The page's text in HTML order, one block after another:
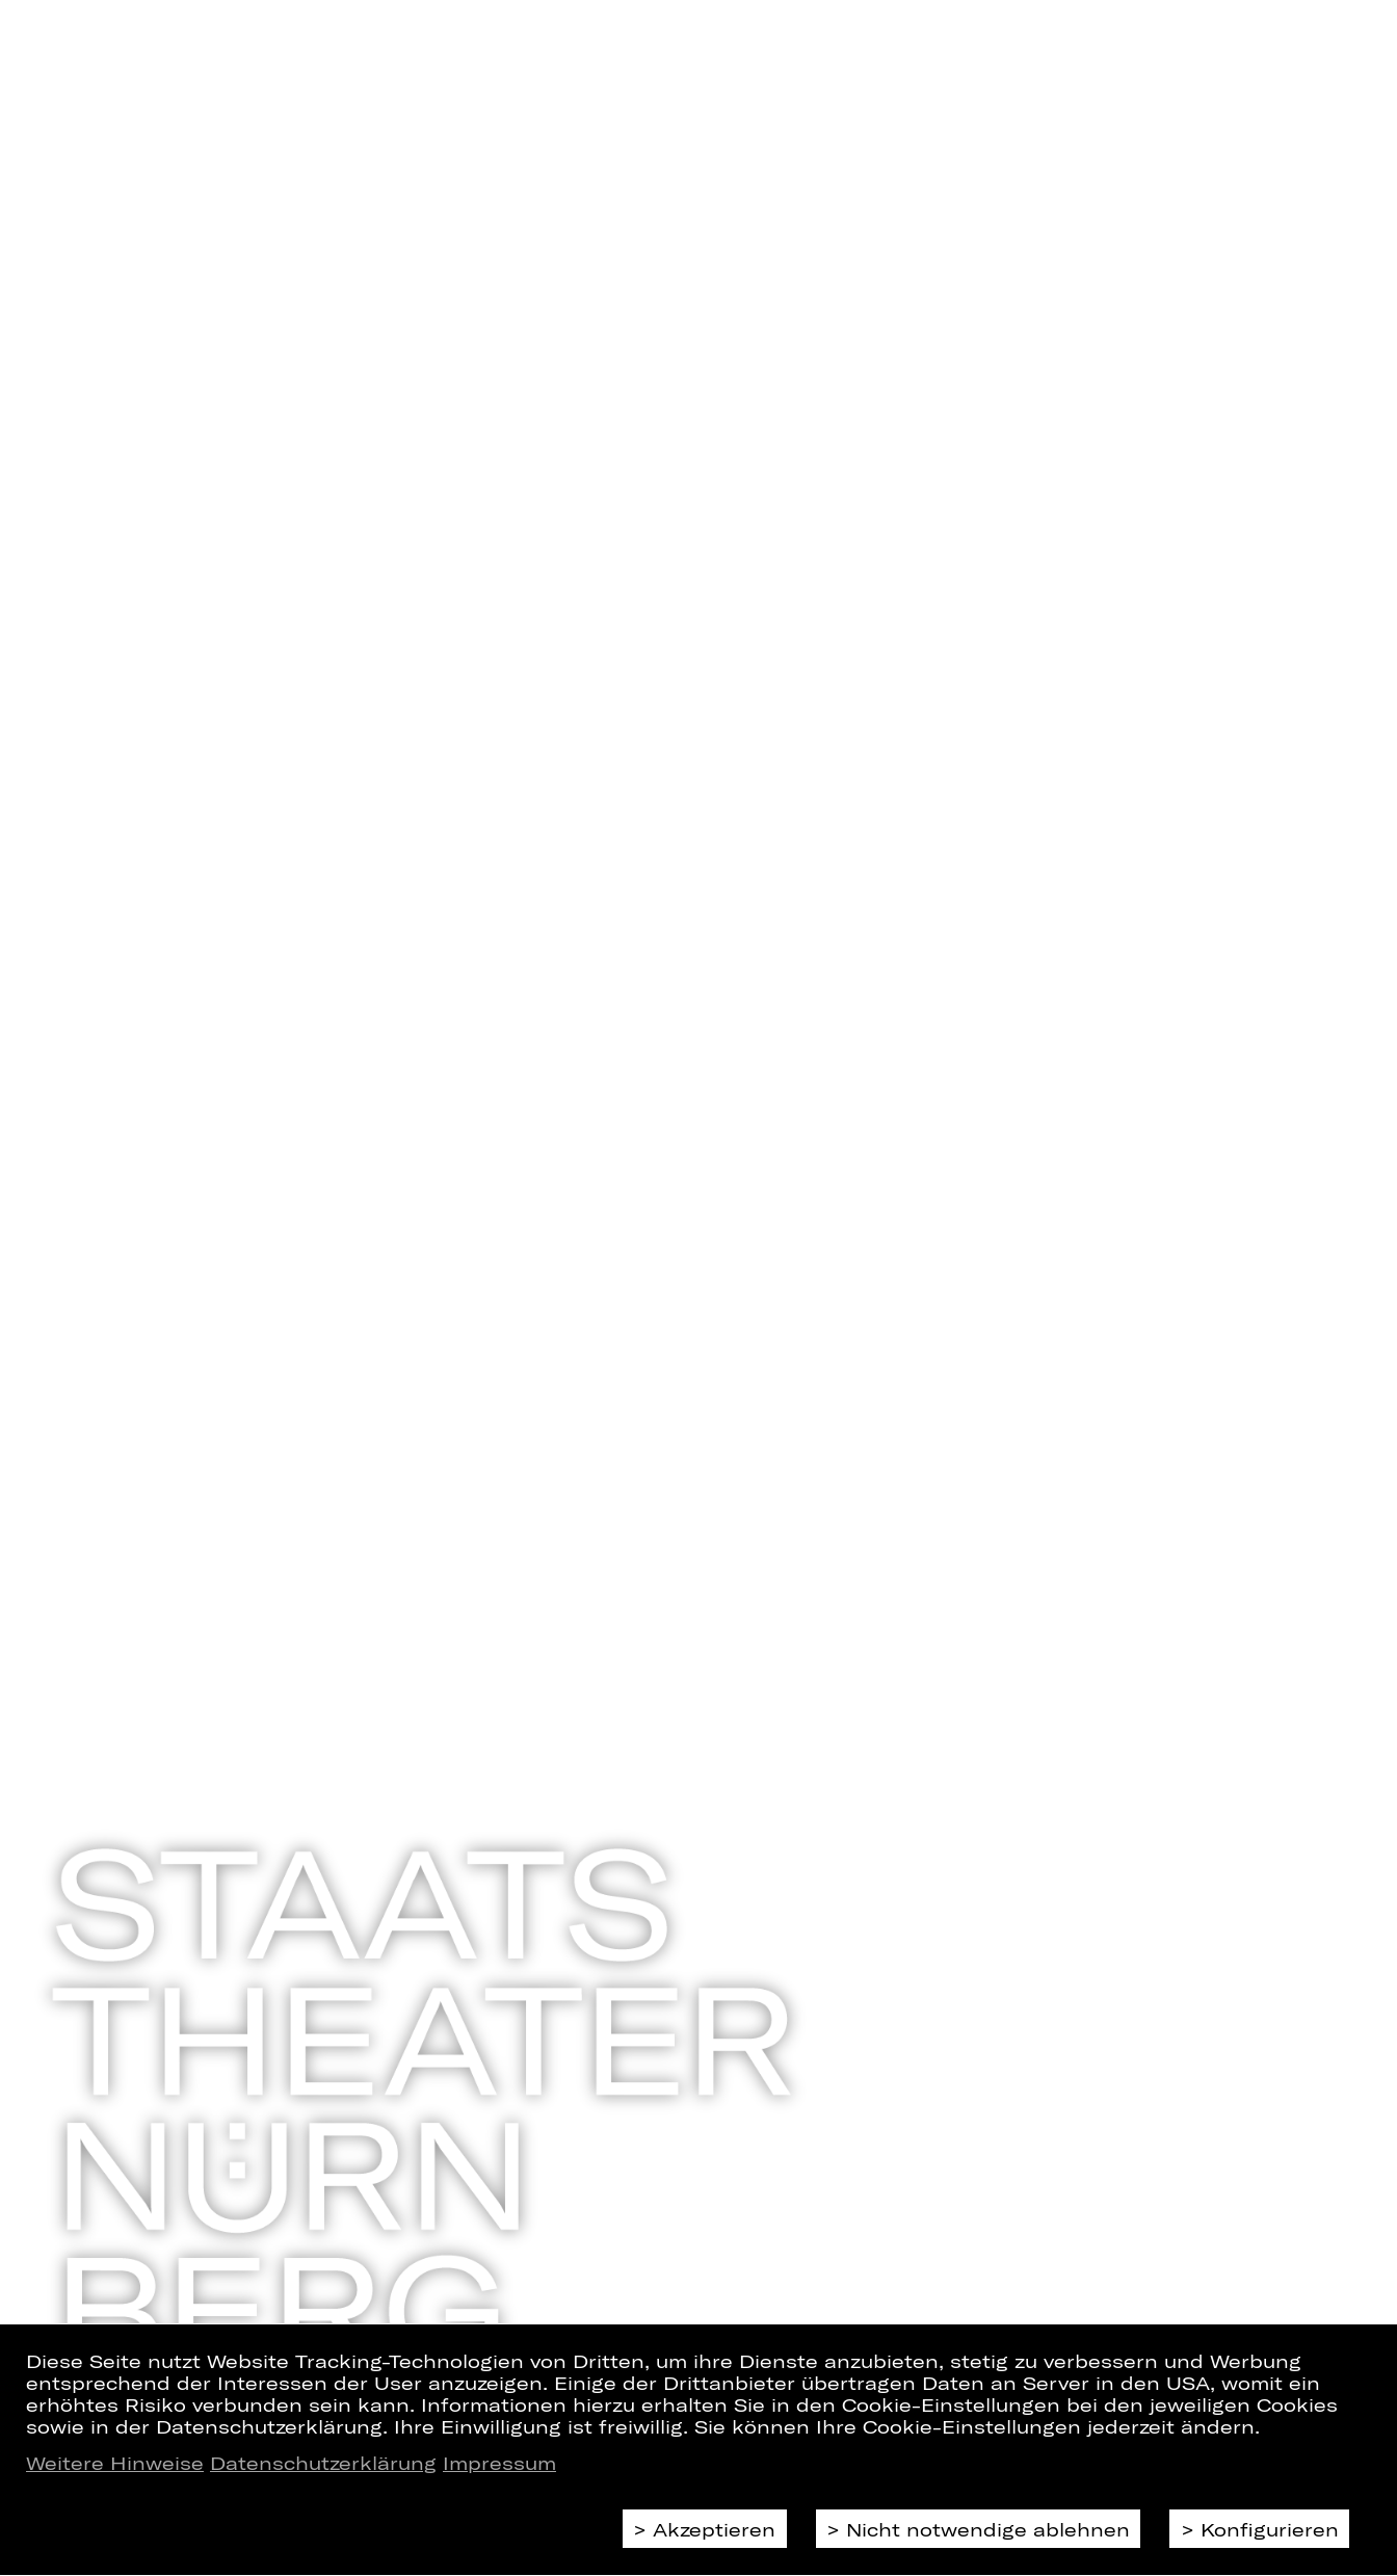
Diese Seite nutzt Website Tracking-Technologien von Dritten, um ihre Dienste anzubieten, stetig zu verbessern und Werbung
entsprechend der Interessen der User anzuzeigen. Einige der Drittanbieter übertragen Daten an Server in den USA, womit ein
erhöhtes Risiko verbunden sein kann. Informationen hierzu erhalten Sie in den Cookie-Einstellungen bei den jeweiligen Cookies
sowie in der Datenschutzerklärung. Ihre Einwilligung ist freiwillig. Sie können Ihre Cookie-Einstellungen jederzeit ändern.
Weitere Hinweise Datenschutzerklärung Impressum
Akzeptieren Nicht notwendige ablehnen Konfigurieren